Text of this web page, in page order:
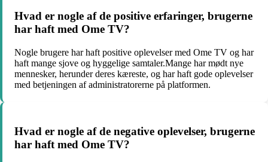
Hvad er nogle af de positive erfaringer, brugerne
har haft med Ome TV?
Nogle brugere har haft positive oplevelser med Ome TV og har
haft mange sjove og hyggelige samtaler.Mange har mødt nye
mennesker, herunder deres kæreste, og har haft gode oplevelser
med betjeningen af administratorerne på platformen.
Hvad er nogle af de negative oplevelser, brugerne
har haft med Ome TV?